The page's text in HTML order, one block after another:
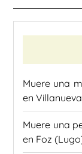
Muere una
en
Muere una
en Foz